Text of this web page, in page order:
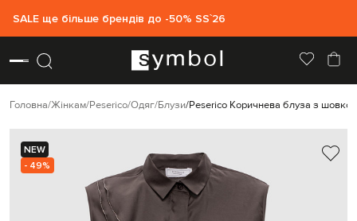
SALE ще більше брендів до -50% SS`26
Головна Жінкам Peserico Одяг Блузи Peserico Коричнева блуза з
NEW
- 49%